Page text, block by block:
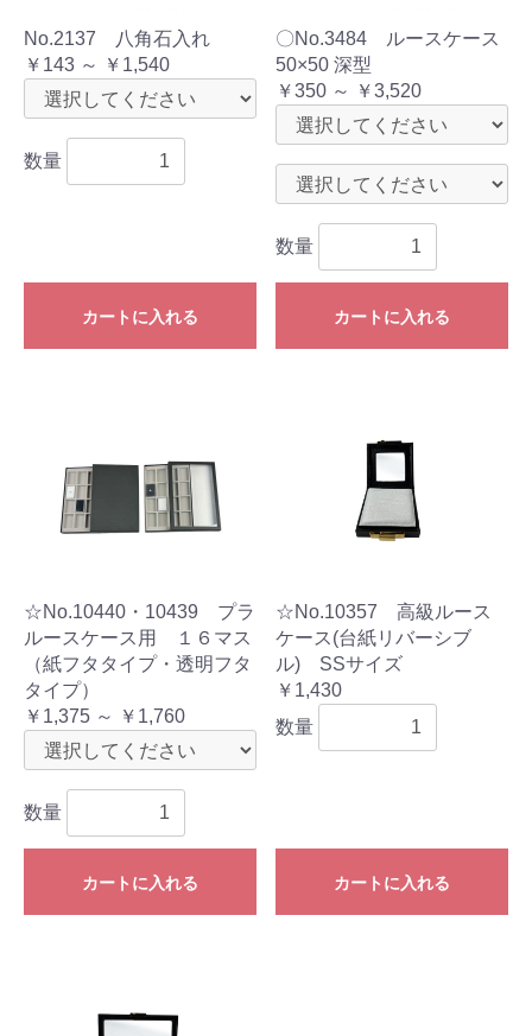
No.2137 八角石入れ
￥143 ～ ￥1,540
数量
カートに入れる
〇No.3484 ルースケース
50×50 深型
￥350 ～ ￥3,520
数量
カートに入れる
☆No.10440・10439 プラ
ルースケース用 １６マス
（紙フタタイプ・透明フタ
タイプ）
￥1,375 ～ ￥1,760
数量
カートに入れる
☆No.10357 高級ルース
ケース(台紙リバーシブ
ル) SSサイズ
￥1,430
数量
カートに入れる